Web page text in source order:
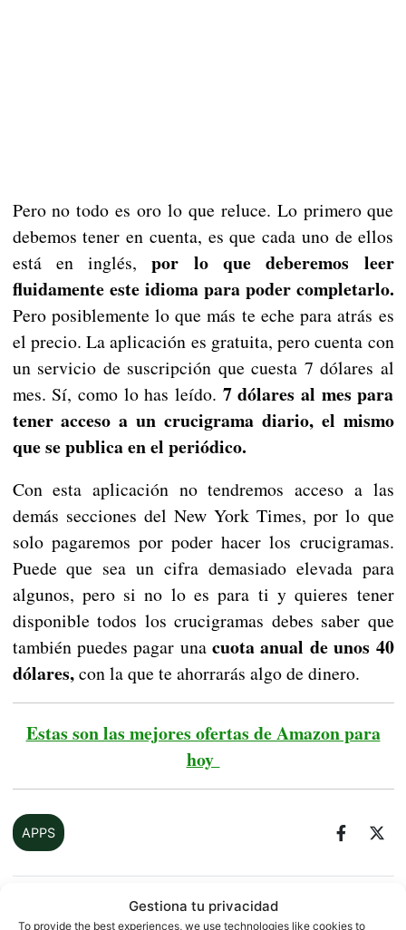
Gestiona tu privacidad
To provide the best experiences, we use technologies like cookies to
Pero no todo es oro lo que reluce. Lo primero que
debemos tener en cuenta, es que cada uno de ellos
está en inglés, por lo que deberemos leer
fluidamente este idioma para poder completarlo.
Pero posiblemente lo que más te eche para atrás es
el precio. La aplicación es gratuita, pero cuenta con
un servicio de suscripción que cuesta 7 dólares al
mes. Sí, como lo has leído. 7 dólares al mes para
tener acceso a un crucigrama diario, el mismo
que se publica en el periódico.
Con esta aplicación no tendremos acceso a las
demás secciones del New York Times, por lo que
solo pagaremos por poder hacer los crucigramas.
Puede que sea un cifra demasiado elevada para
algunos, pero si no lo es para ti y quieres tener
disponible todos los crucigramas debes saber que
también puedes pagar una cuota anual de unos 40
dólares,con la que te ahorrarás algo de dinero.
Estas son las mejores ofertas de Amazon para
hoy
APPS
Sobre este autor